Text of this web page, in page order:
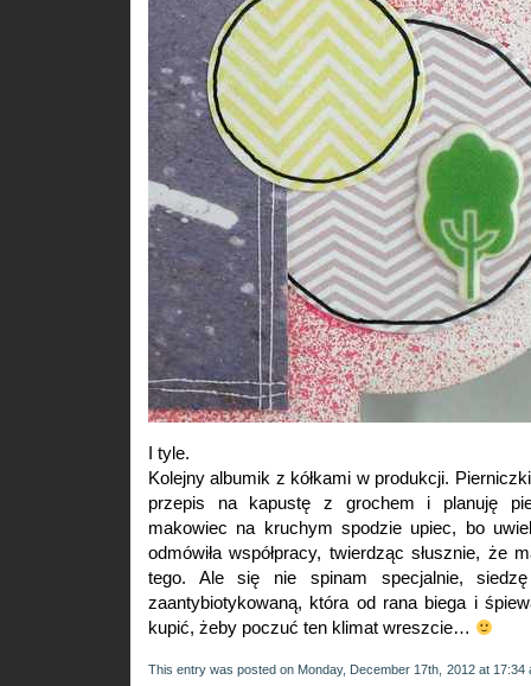
I tyle.
Kolejny albumik z kółkami w produkcji.
przepis na kapustę z grochem i planuję
makowiec na kruchym spodzie upiec, bo
odmówiła współpracy, twierdząc słusznie, że
tego. Ale się nie spinam specjalnie,
zaantybiotykowaną, która od rana biega i
kupić, żeby poczuć ten klimat wreszcie…
This entry was posted on Monday, December 17th, 2012 at 17:34